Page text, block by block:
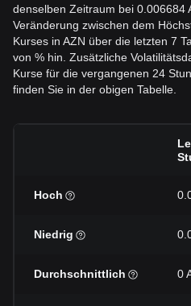
denselben Zeitraum bei 0.006684
Veränderung zwischen dem
Kurses in AZN über die letzten 7
von % hin. Zusätzliche
Kurse für die vergangenen 24
finden Sie in der obigen Tabelle.
Hoch
Niedrig
Durchschnittlich 0